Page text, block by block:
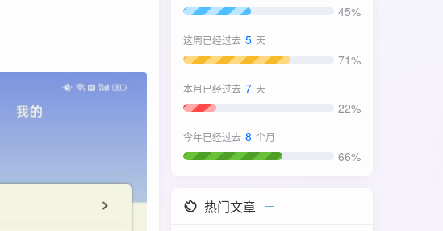
45%
这周已经过去 5 天
71%
本月已经过去 7 天
22%
今年已经过去 8 个月
66%
热门文章